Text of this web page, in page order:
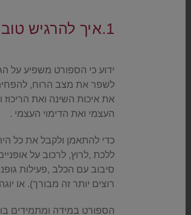
1.איך להרגיש טוב יותר דרך פעילות גופנית
ידוע כי הספורט משפיע על
לשפר את מצב הרוח,
את איכות השינה ואת
העצמי ואת הדימוי העצמי .
כדי להתאמן ולקבל את כל
ללכת ,לרוץ, לרכוב על
סיבוב עם הכלב ,פעילות
רוצים יותר זה מבורך). או
הספורט במידה ומתמידים